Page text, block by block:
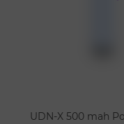
UDN-X 500 mah